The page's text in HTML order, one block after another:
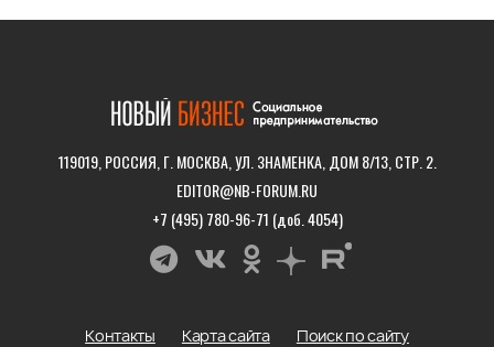
119019, РОССИЯ, Г. МОСКВА, УЛ. ЗНАМЕНКА, ДОМ 8/13, СТР. 2.
EDITOR@NB-FORUM.RU
+7 (495) 780-96-71 (доб. 4054)
Контакты Карта сайта
Поиск по сайту